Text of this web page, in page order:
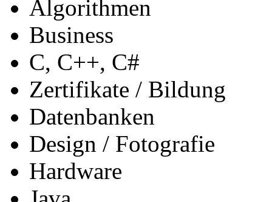
Algorithmen
Business
C, C++, C#
Zertifikate / Bildung
Datenbanken
Design / Fotografie
Hardware